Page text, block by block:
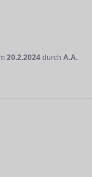
20.2.2024 durch A.A.